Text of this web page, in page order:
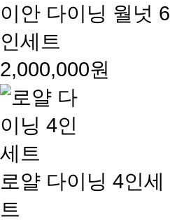
이안 다이닝 월넛 6
인세트
2,000,000원
로얄 다이닝 4인세
트